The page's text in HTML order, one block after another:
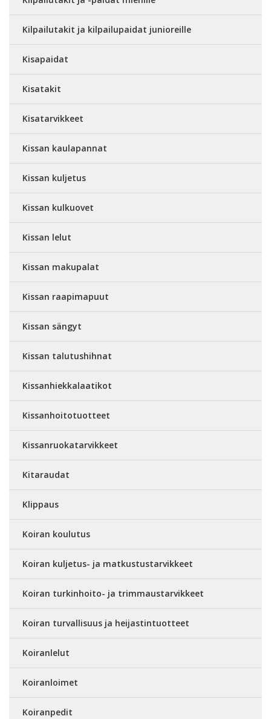
Kilpailutakit ja kilpailupaidat junioreille
Kisapaidat
Kisatakit
Kisatarvikkeet
Kissan kaulapannat
Kissan kuljetus
Kissan kulkuovet
Kissan lelut
Kissan makupalat
Kissan raapimapuut
Kissan sängyt
Kissan talutushihnat
Kissanhiekkalaatikot
Kissanhoitotuotteet
Kissanruokatarvikkeet
Kitaraudat
Klippaus
Koiran koulutus
Koiran kuljetus- ja matkustustarvikkeet
Koiran turkinhoito- ja trimmaustarvikkeet
Koiran turvallisuus ja heijastintuotteet
Koiranlelut
Koiranloimet
Koiranpedit